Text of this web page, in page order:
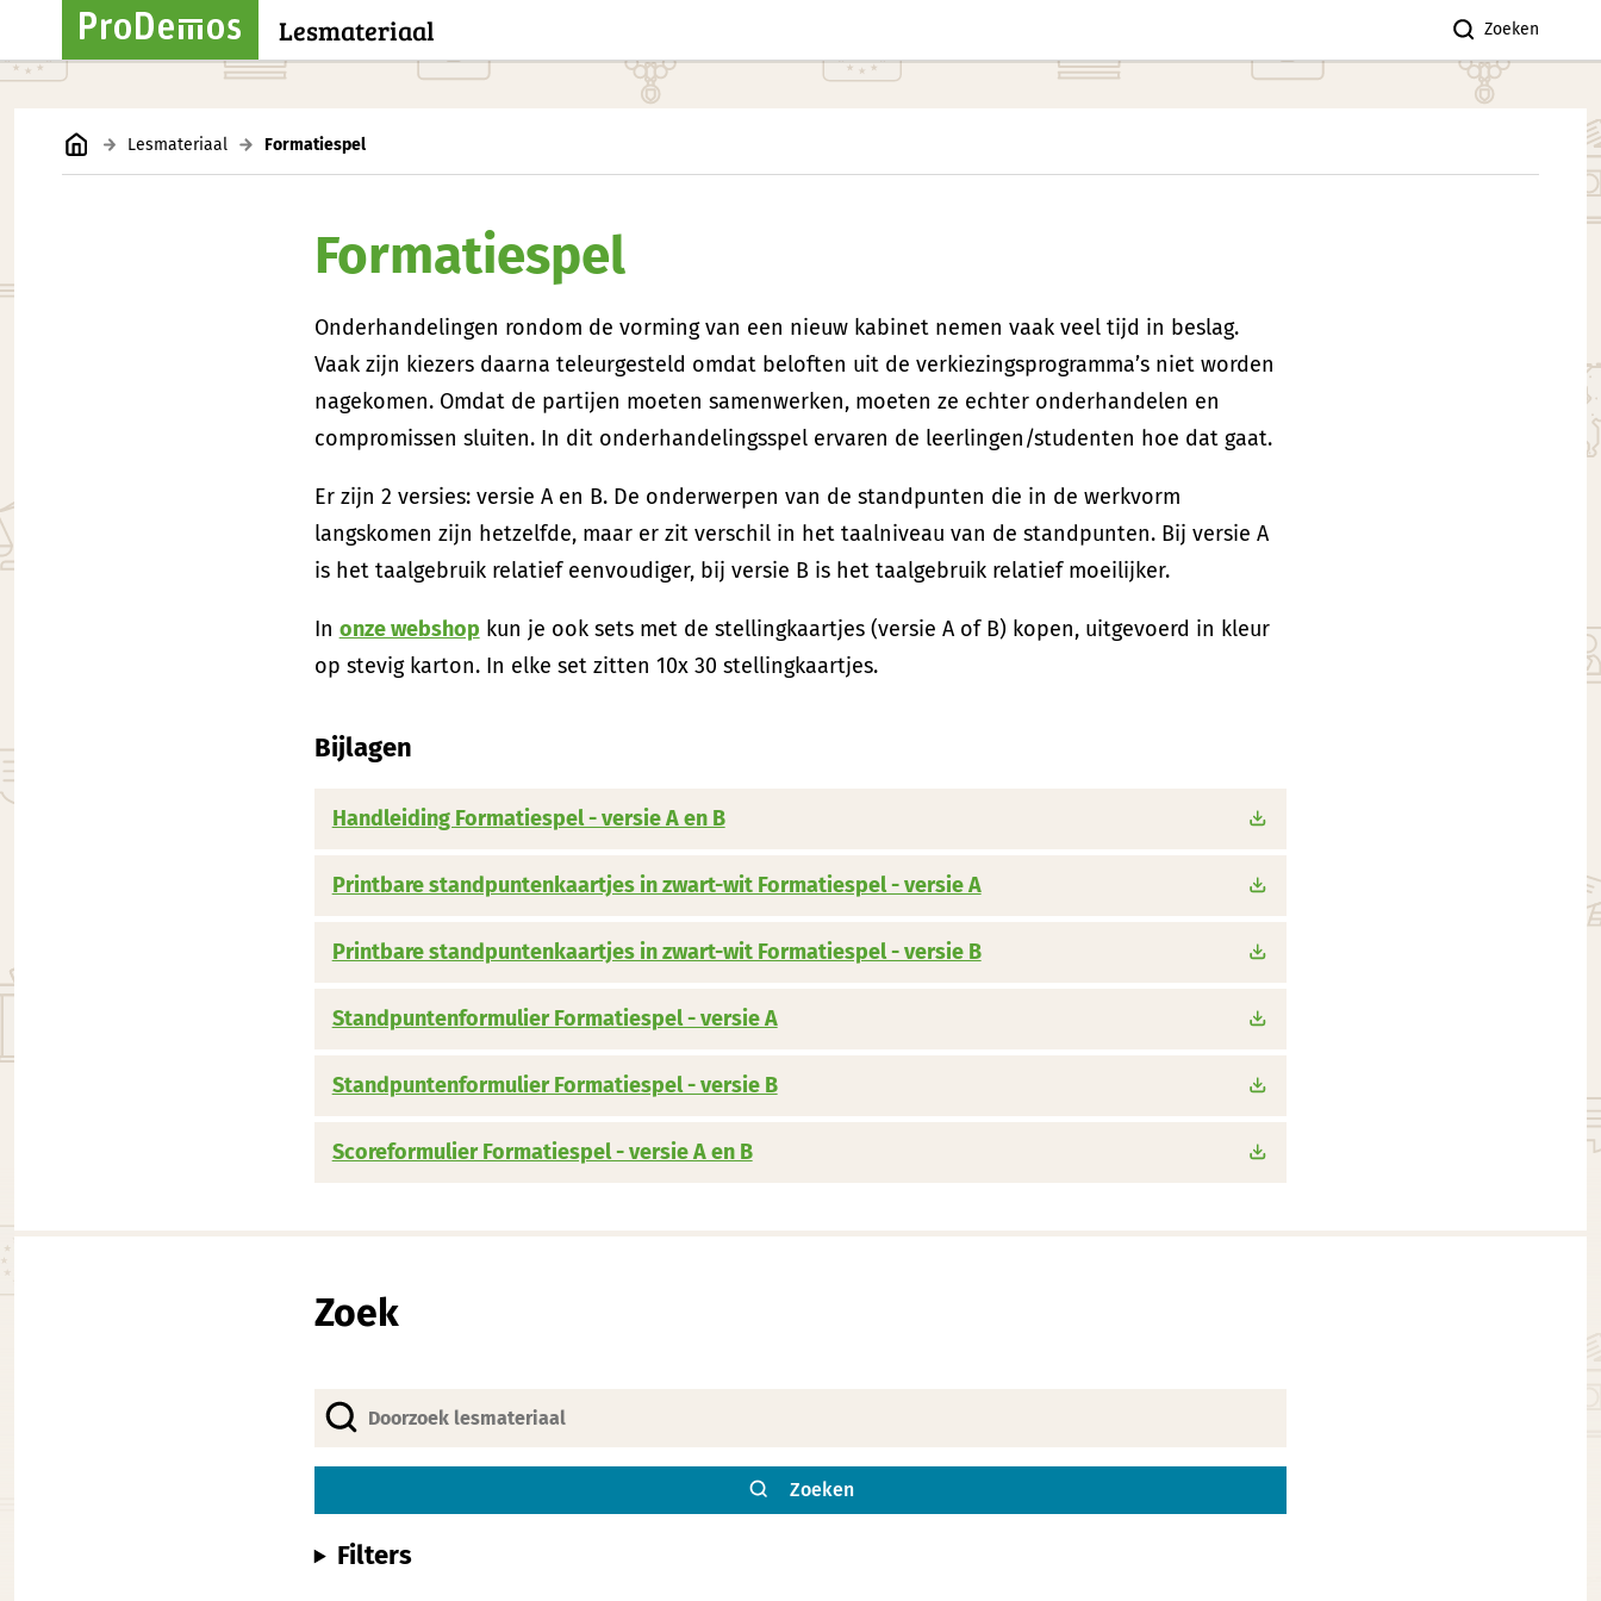
Lesmateriaal Zoeken
Lesmateriaal Formatiespel
Formatiespel
Onderhandelingen rondom de vorming van een nieuw kabinet nemen vaak veel tijd in beslag.
Vaak zijn kiezers daarna teleurgesteld omdat beloften uit de verkiezingsprogramma’s niet worden
nagekomen. Omdat de partijen moeten samenwerken, moeten ze echter onderhandelen en
compromissen sluiten. In dit onderhandelingsspel ervaren de leerlingen/studenten hoe dat gaat.
Er zijn 2 versies: versie A en B. De onderwerpen van de standpunten die in de werkvorm
langskomen zijn hetzelfde, maar er zit verschil in het taalniveau van de standpunten. Bij versie A
is het taalgebruik relatief eenvoudiger, bij versie B is het taalgebruik relatief moeilijker.
In onze webshop kun je ook sets met de stellingkaartjes (versie A of B) kopen, uitgevoerd in kleur
op stevig karton. In elke set zitten 10x 30 stellingkaartjes.
Bijlagen
Handleiding Formatiespel - versie A en B
Printbare standpuntenkaartjes in zwart-wit Formatiespel - versie A
Printbare standpuntenkaartjes in zwart-wit Formatiespel - versie B
Standpuntenformulier Formatiespel - versie A
Standpuntenformulier Formatiespel - versie B
Scoreformulier Formatiespel - versie A en B
Zoek
Zoeken
Filters